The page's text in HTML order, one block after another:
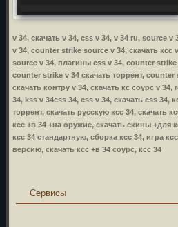
v 34, скачать v 34, css v 34, v 34 ru, source
v 34, counter strike source v 34, скачать ксс
source v 34, плагины css v 34, counter strike
counter strike v 34 скачать торрент, counter
скачать контру v 34, скачать кс соурс v
34, kss v 34css 34, css v 34, скачать css 34,
торрент, скачать русскую ксс 34, скачать
ксс +в 34 +на оружие, скачать скины +для
ксс 34 стандартную, сборка ксс 34, игра
версию, скачать ксс +в 34 соурс, ксс 34
Сервисы